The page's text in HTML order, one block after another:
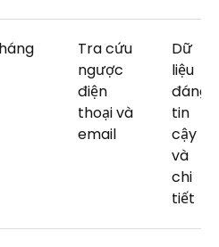
Tra cứu
ngược
điện
thoại và
email
Dữ
liệu
đáng
tin
cậy
và
chi
tiết